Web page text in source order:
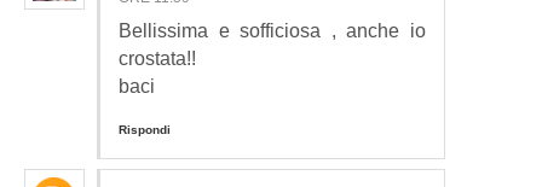
Bellissima e sofficiosa , anche io
crostata!!
baci
Rispondi